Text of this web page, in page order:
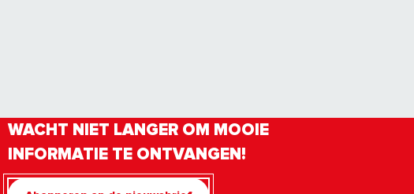
WACHT NIET LANGER OM MOOIE
INFORMATIE TE ONTVANGEN!